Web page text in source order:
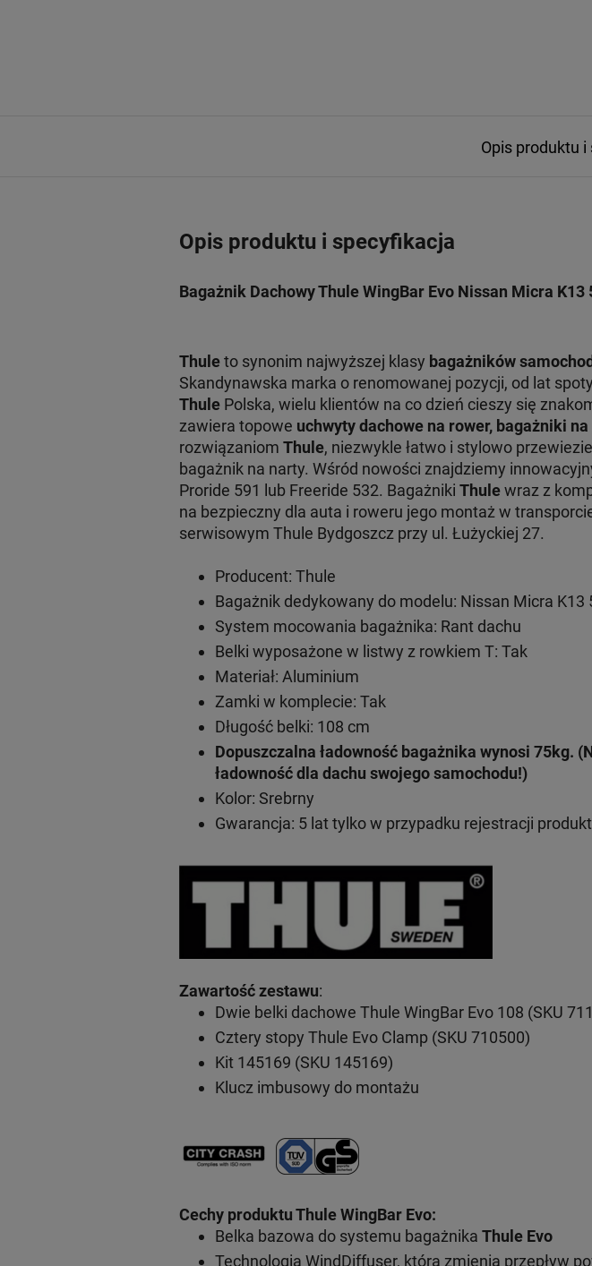
Opis produktu
Opis produktu i specyfikacja
Bagażnik Dachowy Thule WingBar Evo Nissan Micra
Thuleto synonim najwyższej klasy bagażników
Skandynawska marka o renomowanej pozycji, od lat
ThulePolska, wielu klientów na co dzień cieszy się
zawiera topowe uchwyty dachowe na rower, bagażniki
rozwiązaniom Thule, niezwykle łatwo i stylowo
bagażnik na narty. Wśród nowości znajdziemy
Proride 591 lub Freeride 532. Bagażniki Thulewraz z
na bezpieczny dla auta i roweru jego montaż w
serwisowym Thule Bydgoszcz przy ul. Łużyckiej 27.
Producent: Thule
Bagażnik dedykowany do modelu: Nissan Micra K13
System mocowania bagażnika: Rant dachu
Belki wyposażone w listwy z rowkiem T: Tak
Materiał: Aluminium
Zamki w komplecie: Tak
Długość belki: 108 cm
Dopuszczalna ładowność bagażnika wynosi 75kg.
ładowność dla dachu swojego samochodu!)
Kolor: Srebrny
Gwarancja: 5 lat tylko w przypadku rejestracji
Zawartość zestawu:
Dwie belki dachowe Thule WingBar Evo 108 (SKU
Cztery stopy Thule Evo Clamp (SKU 710500)
Kit 145169 (SKU 145169)
Klucz imbusowy do montażu
Cechy produktu Thule WingBar Evo:
Belka bazowa do systemu bagażnika Thule Evo
Technologia WindDiffuser, która zmienia przepływ